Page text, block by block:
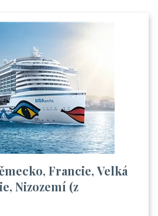
Francie, Velká
Nizozemí (z
se
údajů